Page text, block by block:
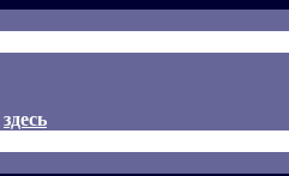
здесь